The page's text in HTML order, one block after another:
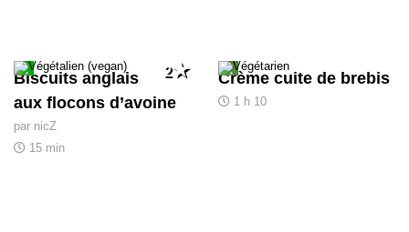
Biscuits anglais
aux flocons d’avoine
par nicZ
15 min
2 Crème cuite de brebis
1 h 10